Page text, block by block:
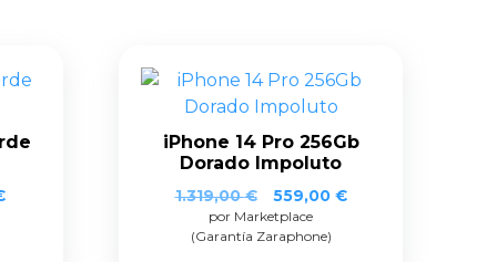
iPhone 14 Pro 256Gb
Dorado Impoluto
1.319,00€ 559,00 €
por Marketplace
(Garantía Zaraphone)